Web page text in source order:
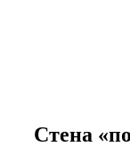
Стена